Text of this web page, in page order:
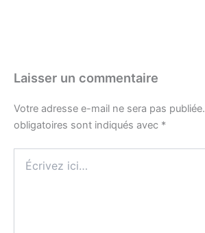
Laisser un commentaire
Votre adresse e-mail ne sera pas publiée.
obligatoires sont indiqués avec *
ici…